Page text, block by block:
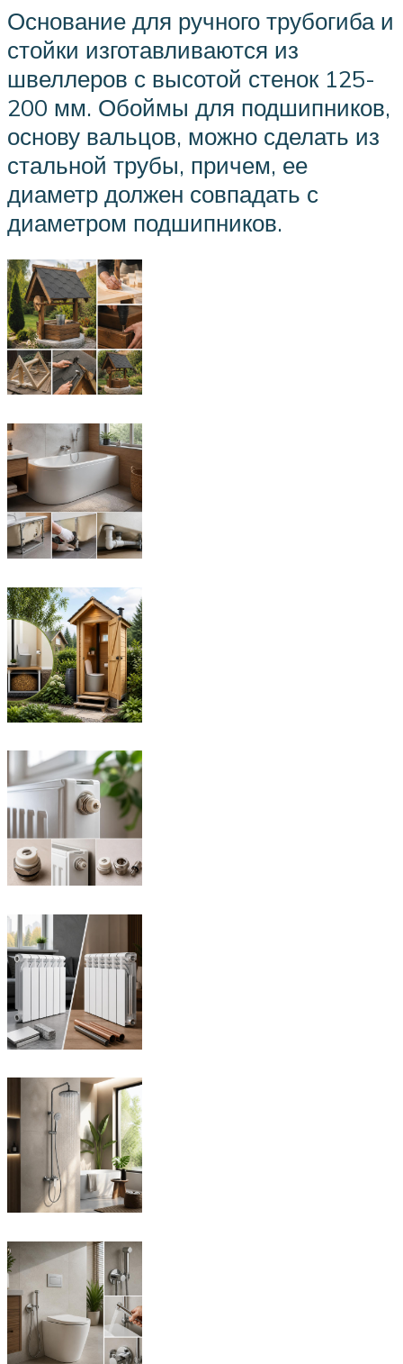
Основание для ручного трубогиба и
стойки изготавливаются из
швеллеров с высотой стенок 125-
200 мм. Обоймы для подшипников,
основу вальцов, можно сделать из
стальной трубы, причем, ее
диаметр должен совпадать с
диаметром подшипников.